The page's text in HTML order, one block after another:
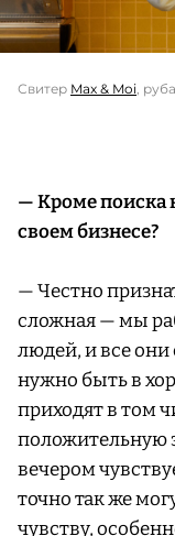
Свитер Max & Moi ,
— Кроме поиска
своем бизнесе?
— Честно
сложная — мы
людей, и все они
нужно быть в
приходят в том
положительную
вечером
точно так же
чувству,